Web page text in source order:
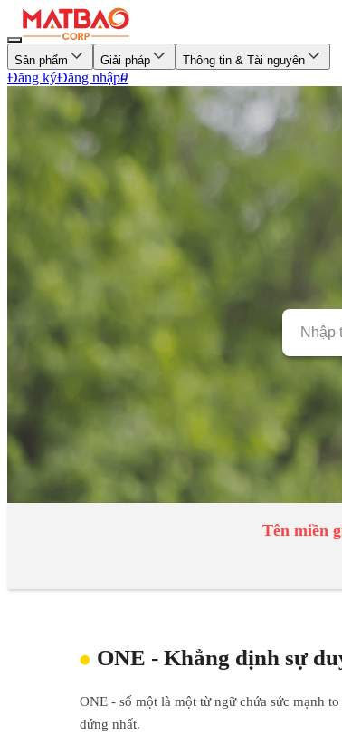
Sản phẩm Giải pháp Thông tin & Tài nguyên
Đăng kýĐăng nhập0
Tên miền
ONE - Khẳng định sự
ONE - số một là một từ ngữ chứa sức mạnh
đứng nhất.